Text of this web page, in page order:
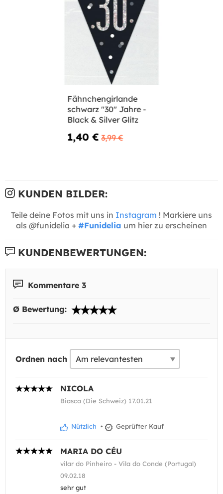
Fähnchengirlande
schwarz "30" Jahre -
Black & Silver Glitz
1,40 € 3,99 €
KUNDEN BILDER:
Teile deine Fotos mit uns in Instagram ! Markiere uns
als @funidelia + #Funidelia um hier zu erscheinen
KUNDENBEWERTUNGEN:
Kommentare 3
Ø Bewertung:
Ordnen nach
NICOLA
Biasca (Die Schweiz) 17.01.21
Nützlich • Geprüfter Kauf
MARIA DO CÉU
vilar do Pinheiro - Vila do Conde (Portugal)
09.02.18
sehr gut